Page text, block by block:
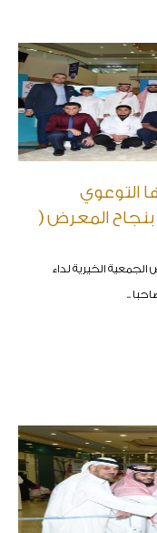
التوعوي
المعرض (
الخيرية لداء
..